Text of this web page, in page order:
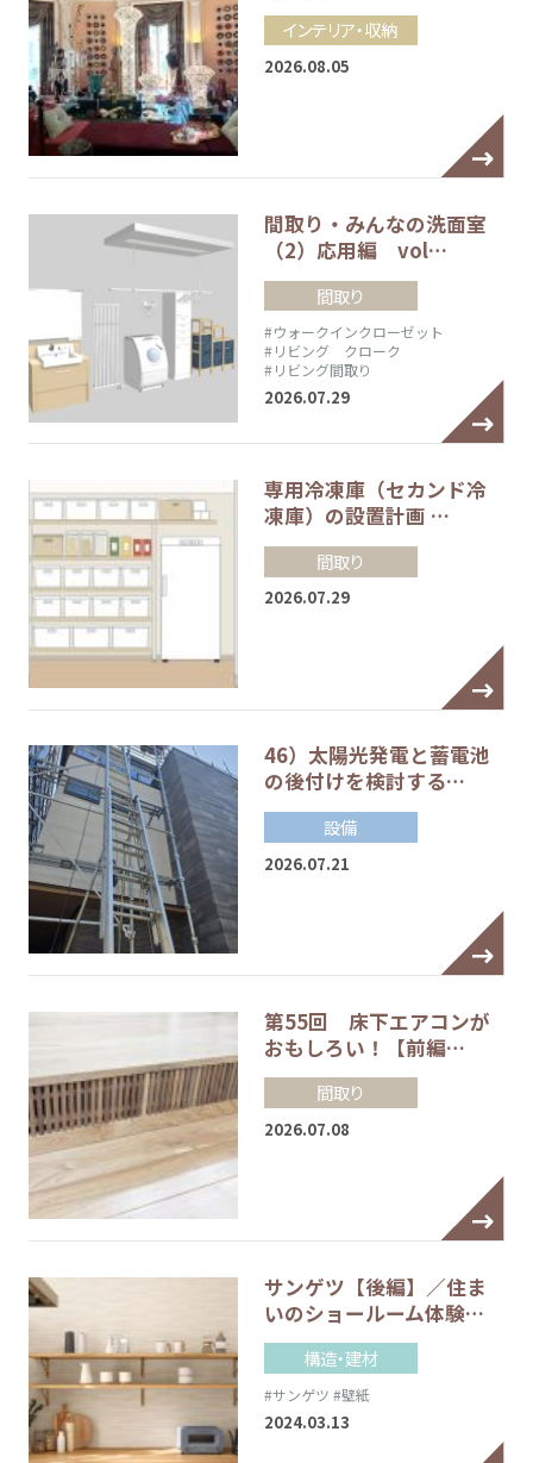
インテリア・収納
2026.08.05
間取り・みんなの洗面室
（2）応用編 vol…
間取り
#ウォークインクローゼット
#リビング クローク
#リビング間取り
2026.07.29
専用冷凍庫（セカンド冷
凍庫）の設置計画 …
間取り
2026.07.29
46）太陽光発電と蓄電池
の後付けを検討する…
設備
2026.07.21
第55回 床下エアコンが
おもしろい！【前編…
間取り
2026.07.08
サンゲツ【後編】／住ま
いのショールーム体験…
構造・建材
#サンゲツ #壁紙
2024.03.13